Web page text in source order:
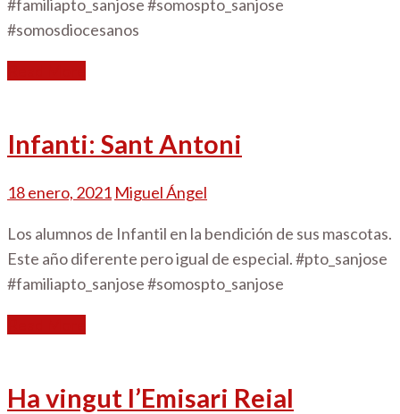
#familiapto_sanjose #somospto_sanjose
#somosdiocesanos
Infanti: Sant Antoni
18 enero, 2021 Miguel Ángel
Los alumnos de Infantil en la bendición de sus mascotas.
Este año diferente pero igual de especial. #pto_sanjose
#familiapto_sanjose #somospto_sanjose
Ha vingut l’Emisari Reial